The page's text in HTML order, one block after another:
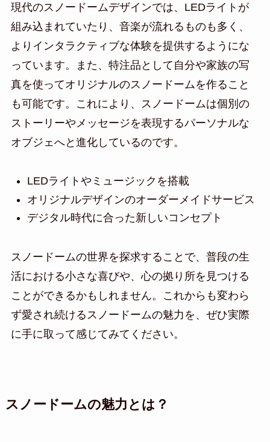
現代のスノードームデザインでは、LEDライトが
組み込まれていたり、音楽が流れるものも多く、
よりインタラクティブな体験を提供するようにな
っています。また、特注品として自分や家族の写
真を使ってオリジナルのスノードームを作ること
も可能です。これにより、スノードームは個別の
ストーリーやメッセージを表現するパーソナルな
オブジェへと進化しているのです。
LEDライトやミュージックを搭載
オリジナルデザインのオーダーメイドサービス
デジタル時代に合った新しいコンセプト
スノードームの世界を探求することで、普段の生
活における小さな喜びや、心の拠り所を見つける
ことができるかもしれません。これからも変わら
ず愛され続けるスノードームの魅力を、ぜひ実際
に手に取って感じてみてください。
スノードームの魅力とは？